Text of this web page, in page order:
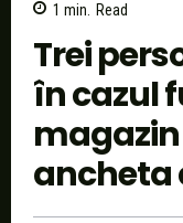
1 min. Read
Trei
în cazul
ancheta